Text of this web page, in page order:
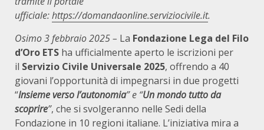
ufficiale:https://domandaonline.serviziocivile.it.
Osimo 3 febbraio 2025 – La Fondazione Lega del Filo
d’Oro ETS ha ufficialmente aperto le iscrizioni per
il Servizio Civile Universale 2025, offrendo a 40
giovani l’opportunità di impegnarsi in due progetti
“Insieme verso l’autonomia” e “Un mondo tutto da
scoprire”, che si svolgeranno nelle Sedi della
Fondazione in 10 regioni italiane. L’iniziativa mira a